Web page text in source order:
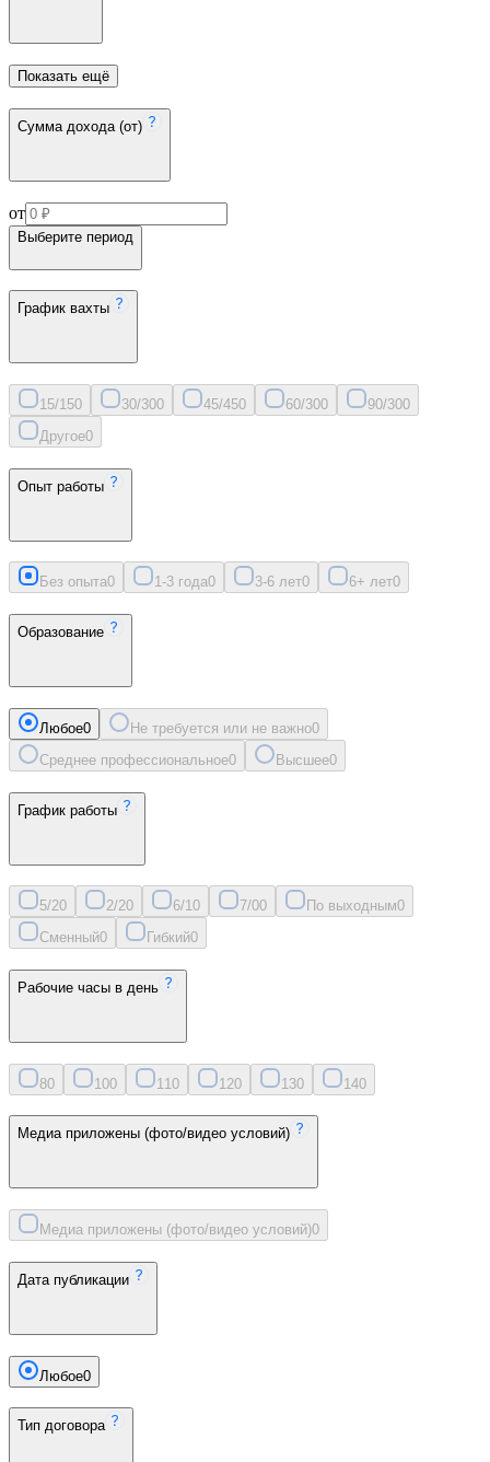
Показать ещё
Сумма дохода (от)
от
Выберите период
График вахты
15/150 30/300 45/450 60/300 90/300
Другое0
Опыт работы
Без опыта0 1-3 года0 3-6 лет0 6+ лет0
Образование
Любое0 Не требуется или не важно0
Среднее профессиональное0 Высшее0
График работы
5/20 2/20 6/10 7/00 По выходным0
Сменный0 Гибкий0
Рабочие часы в день
80 100 11 0 120 130 140
Медиа приложены (фото/видео условий)
Медиа приложены (фото/видео условий)0
Дата публикации
Любое0
Тип договора